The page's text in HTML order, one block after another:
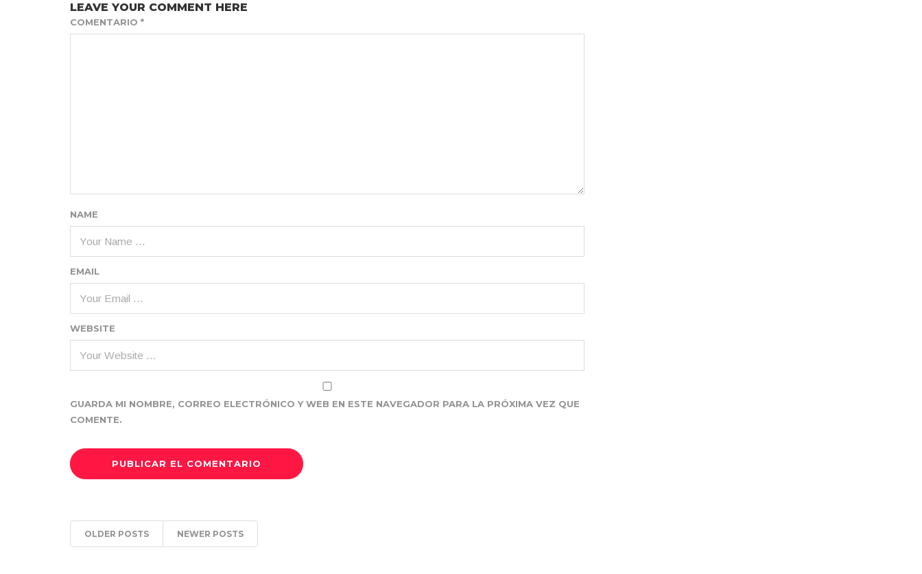
LEAVE YOUR COMMENT HERE
COMENTARIO *
NAME
EMAIL
WEBSITE
GUARDA MI NOMBRE, CORREO ELECTRÓNICO Y WEB EN ESTE NAVEGADOR PARA LA PRÓXIMA VEZ QUE
COMENTE.
OLDER POSTS NEWER POSTS